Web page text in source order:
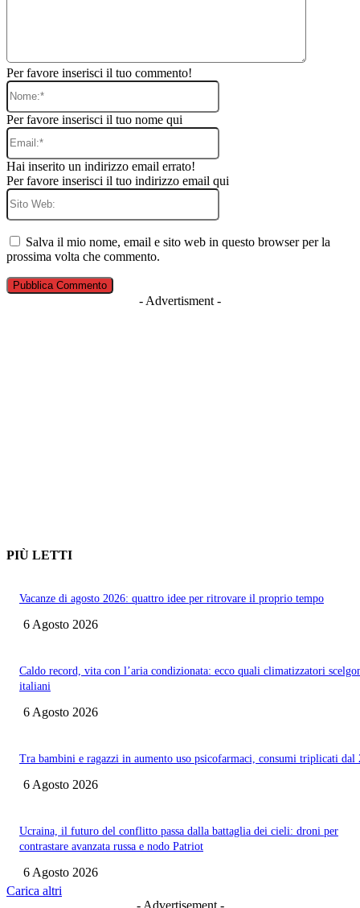
Per favore inserisci il tuo commento!
Nome:*
Per favore inserisci il tuo nome qui
Email:*
Hai inserito un indirizzo email errato!
Per favore inserisci il tuo indirizzo email qui
Sito
Salva il mio nome, email e sito web in questo browser per la
prossima volta che commento.
- Advertisment -
PIÙ LETTI
Vacanze di agosto 2026: quattro idee per ritrovare il proprio tempo
6 Agosto 2026
Caldo record, vita con l’aria condizionata: ecco quali climatizzatori
italiani
6 Agosto 2026
Tra bambini e ragazzi in aumento uso psicofarmaci, consumi triplicati dal
6 Agosto 2026
Ucraina, il futuro del conflitto passa dalla battaglia dei cieli: droni per
contrastare avanzata russa e nodo Patriot
6 Agosto 2026
Carica altri
- Advertisement -